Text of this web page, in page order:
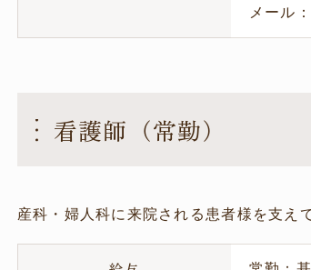
メール
看護師（常勤）
産科・婦人科に来院される患者様を支え